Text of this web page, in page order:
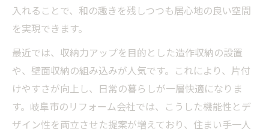
入れることで、和の趣きを残しつつも居心地の良い空間
を実現できます。
最近では、収納力アップを目的とした造作収納の設置
や、壁面収納の組み込みが人気です。これにより、片付
けやすさが向上し、日常の暮らしが一層快適になりま
す。岐阜市のリフォーム会社では、こうした機能性とデ
ザイン性を両立させた提案が増えており、住まい手一人